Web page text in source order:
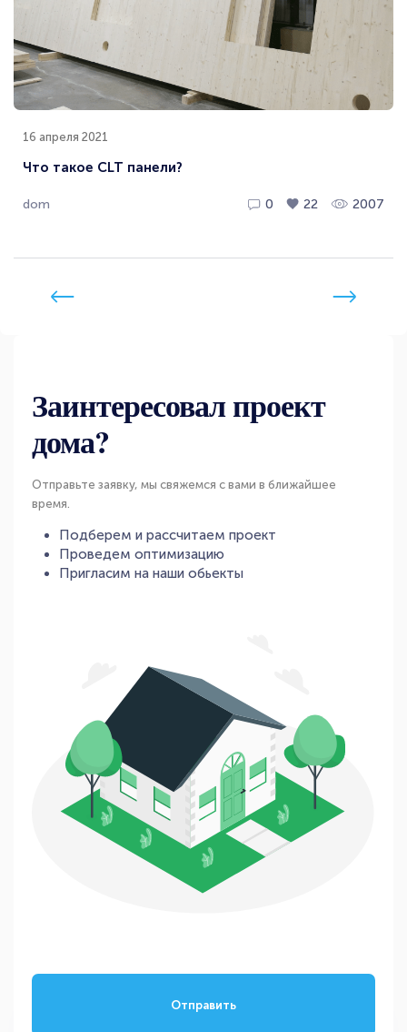
16 апреля 2021
Что такое CLT панели?
dom 0 22 2007
Заинтересовал проект
дома?
Отправьте заявку, мы свяжемся с вами в ближайшее
время.
Подберем и рассчитаем проект
Проведем оптимизацию
Пригласим на наши обьекты
Отправить